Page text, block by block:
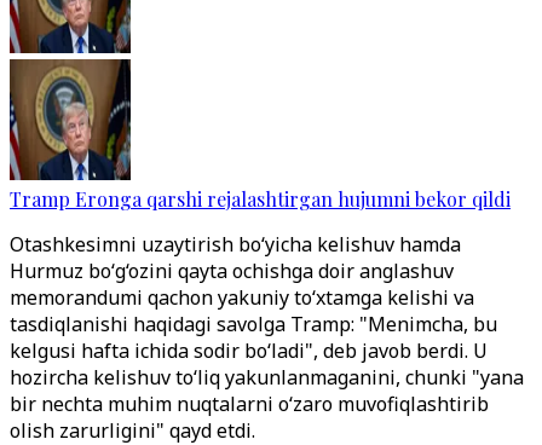
Tramp Eronga qarshi rejalashtirgan hujumni bekor qildi
Otashkesimni uzaytirish bo‘yicha kelishuv hamda
Hurmuz bo‘g‘ozini qayta ochishga doir anglashuv
memorandumi qachon yakuniy to‘xtamga kelishi va
tasdiqlanishi haqidagi savolga Tramp: "Menimcha, bu
kelgusi hafta ichida sodir bo‘ladi", deb javob berdi. U
hozircha kelishuv to‘liq yakunlanmaganini, chunki "yana
bir nechta muhim nuqtalarni o‘zaro muvofiqlashtirib
olish zarurligini" qayd etdi.